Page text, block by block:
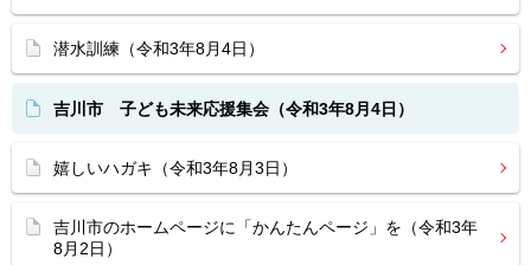
潜水訓練（令和3年8月4日）
吉川市 子ども未来応援集会（令和3年8月4日）
嬉しいハガキ（令和3年8月3日）
吉川市のホームページに「かんたんページ」を（令和3年
8月2日）